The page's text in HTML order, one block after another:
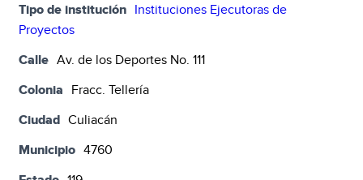
Tipo de institución Instituciones Ejecutoras de
Proyectos
Calle Av. de los Deportes No. 111
Colonia Fracc. Tellería
Ciudad Culiacán
Municipio 4760